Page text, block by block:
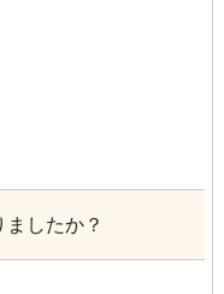
したか？